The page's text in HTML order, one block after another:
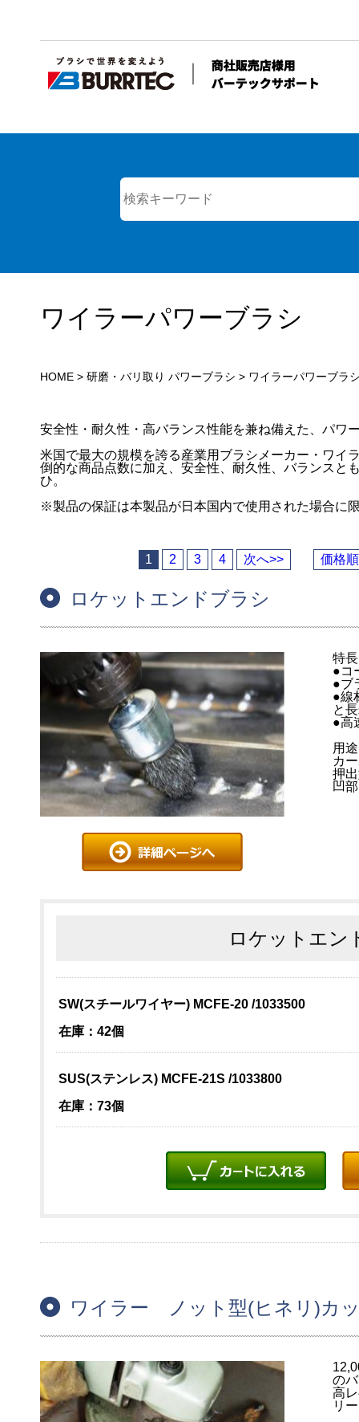
HOME> 研磨・バリ取り パワーブラシ > ワイラーパワーブラ
ワイラーパワーブラシ
安全性・耐久性・高バランス性能を兼ね備えた、パワ
米国で最大の規模を誇る産業用ブラシメーカー・ワイ
倒的な商品点数に加え、安全性、耐久性、バランスと
ひ。
※製品の保証は本製品が日本国内で使用された場合に
1 2 3 4 次へ>> 価格順
ロケットエンドブラシ
特長
●コ
●ブ
●線
と
●高
用途
カ
押
凹
ロケットエン
SW(スチールワイヤー) MCFE-20 /1033500
在庫：42個
SUS(ステンレス) MCFE-21S /1033800
在庫：73個
ワイラー ノット型(ヒネリ)カ
の
高
リ